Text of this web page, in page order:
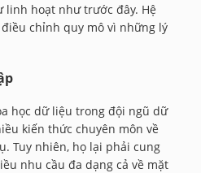
hoạt như trước đây. Hệ
chỉnh quy mô vì những lý
học dữ liệu trong đội ngũ dữ
kiến thức chuyên môn về
Tuy nhiên, họ lại phải cung
nhu cầu đa dạng cả về mặt